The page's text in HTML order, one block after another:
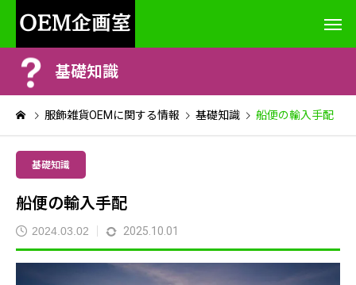
基礎知識
服飾雑貨OEMに関する情報 基礎知識 船便の輸入手配
基礎知識
船便の輸入手配
2024.03.02 2025.10.01